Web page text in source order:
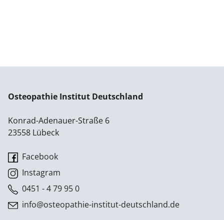
Osteopathie Institut Deutschland
Konrad-Adenauer-Straße 6
23558 Lübeck
Facebook
Instagram
0451 - 4 79 95 0
info@osteopathie-institut-deutschland.de